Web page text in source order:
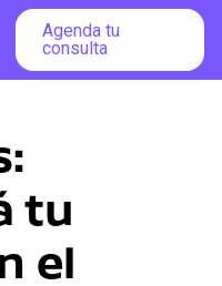
Agenda tu
consulta
tu
el